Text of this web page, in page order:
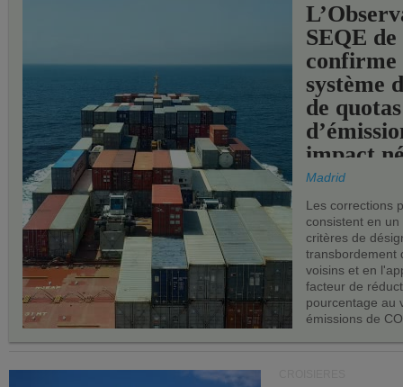
SEQE de
confirme
système
de quotas
impact
les ports
Madrid
Les corrections
consistent en
critères de
transbordement
voisins et en
facteur de
pourcentage au
émissions de